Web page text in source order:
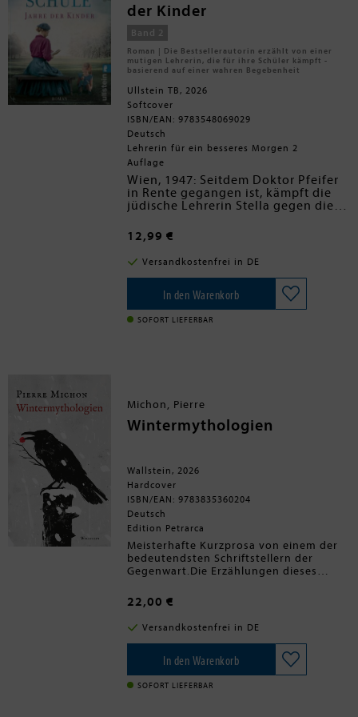
Paragraphen 218, und Juliane muss
Stellung beziehen - als Redakteurin
und als Frau.
der Kinder
Band 2
Roman | Die Bestsellerautorin erzählt von einer
mutigen Lehrerin, die für ihre Schüler kämpft -
basierend auf einer wahren Begebenheit
Ullstein TB, 2026
Softcover
ISBN/EAN: 9783548069029
Deutsch
Lehrerin für ein besseres Morgen 2
Auflage
Wien, 1947: Seitdem Doktor Pfeifer
in Rente gegangen ist, kämpft die
jüdische Lehrerin Stella gegen die
des Lindengymnasium, die dieser
immer offener zur Schau trägt. Nur
privat ist ihr mit Leopold ein wenig
Glück beschert, aber das Leid der
Kinder ist für Stella nur schwer zu
ertragen. Um nachhaltig etwas für
sie zu verändern, setzt sie alles
daran, um Direktorin zu werden ...
einer wahren Begebenheit
beruhend - das Schicksal einer
jüdischen Lehrerin in der
Nachkriegszeit in Wien
12,99 €
Versandkostenfrei in DE
In den Warenkorb
SOFORT LIEFERBAR
Michon, Pierre
Wintermythologien
Wallstein, 2026
Hardcover
ISBN/EAN: 9783835360204
Deutsch
Edition Petrarca
Meisterhafte Kurzprosa von einem der
bedeutendsten Schriftstellern der
Gegenwart.Die Erzählungen dieses
Frühchristianisierung herauf, als
Heidentum und Christentum eng
miteinander verflochten waren, als
Mönche Klöster gründeten in zum Teil
unwirtlichen Gegenden, auf Inseln oder
in den Sümpfen. Kleine Lebensläufe sind
es, die hier präsentiert werden, kleine
Bruchstücke des Lebens von Menschen
22,00 €
Versandkostenfrei in DE
In den Warenkorb
SOFORT LIEFERBAR